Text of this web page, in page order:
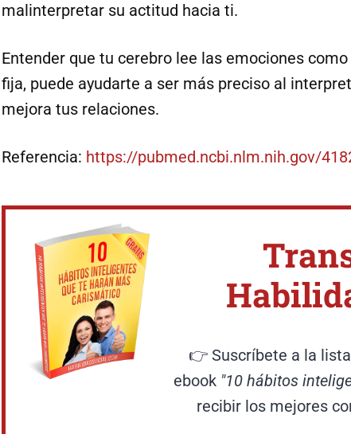
malinterpretar su actitud hacia ti.
Entender que tu cerebro lee las emociones
fija, puede ayudarte a ser más preciso al
mejora tus relaciones.
Referencia: https://pubmed.ncbi.nlm.nih.gov/
👉 Suscríbete a la
ebook "10 hábitos
recibir los mejores